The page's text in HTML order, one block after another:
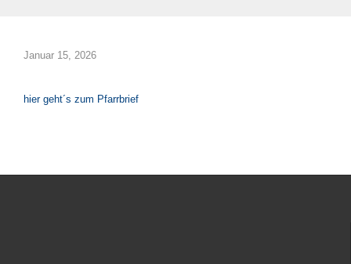
Januar 15, 2026
hier geht´s zum Pfarrbrief